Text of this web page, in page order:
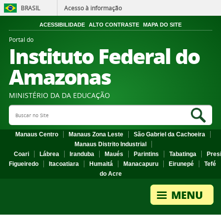
BRASIL Acesso à informação
ACESSIBILIDADE ALTO CONTRASTE MAPA DO SITE
Portal do
Instituto Federal do
Amazonas
MINISTÉRIO DA DA EDUCAÇÃO
Search Site
Manaus Centro Manaus Zona Leste
São Gabriel da Cachoeira
Manaus Distrito Industrial
Coari
Lábrea Iranduba Maués Parintins Tabatinga
Figueiredo
Itacoatiara Humaitá Manacapuru Eirunepé
Tefé
do Acre